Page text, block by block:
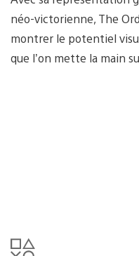
néo-victorienne, The
montrer le potentiel
que l’on mette la main